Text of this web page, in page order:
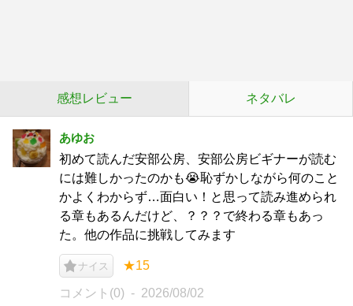
感想レビュー ネタバレ
あゆお
初めて読んだ安部公房、安部公房ビギナーが読む
には難しかったのかも😭恥ずかしながら何のこと
かよくわからず…面白い！と思って読み進められ
る章もあるんだけど、？？？で終わる章もあっ
た。他の作品に挑戦してみます
ナイス ★15
コメント(0) 2026/08/02